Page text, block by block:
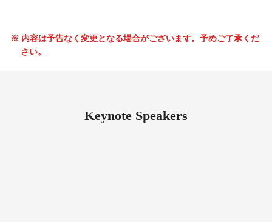
※ 内容は予告なく変更となる場合がございます。予めご了承くだ
さい。
Keynote Speakers